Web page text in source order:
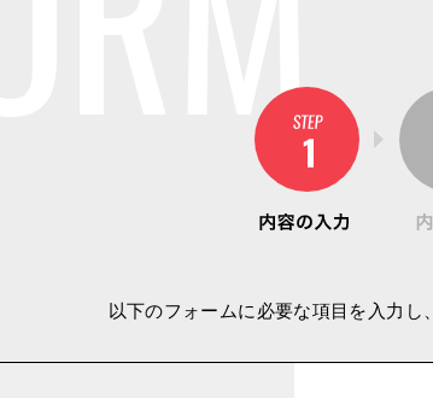
以下のフォームに必要な項目を入力し、